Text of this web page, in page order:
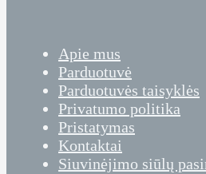
Apie mus
Parduotuvė
Parduotuvės taisyklės
Privatumo politika
Pristatymas
Kontaktai
Siuvinėjimo siūlų